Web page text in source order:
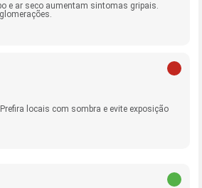
e ar seco aumentam sintomas gripais.
locais com sombra e evite exposição